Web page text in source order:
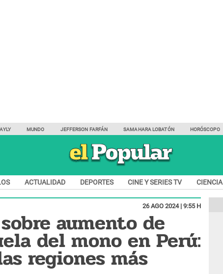
MUNDO JEFFERSON FARFÁN SAMAHARA LOBATÓN HORÓSCOPO
ACTUALIDAD DEPORTES CINE Y SERIES TV CIENCIA
26 AGO 2024 | 9:55 H
aumento de
del mono en Perú:
regiones más